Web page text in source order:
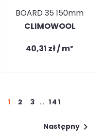
BOARD 35 150mm
CLIMOWOOL
40,31 zł / m²
1 2 3 … 141
Następny 